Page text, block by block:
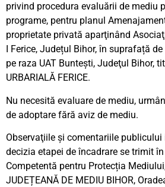
privind procedura evaluării de mediu
programe, pentru planul
proprietate privată aparţinând
I Ferice, Județul Bihor, în suprafață
pe raza UAT Buntești, Judeţul Bihor,
URBARIALĂ FERICE.
Nu necesită evaluare de mediu,
de adoptare fără aviz de mediu.
Observaţiile şi comentariile publicului
decizia etapei de încadrare se trimit
Competentă pentru Protecția
JUDEȚEANĂ DE MEDIU BIHOR,